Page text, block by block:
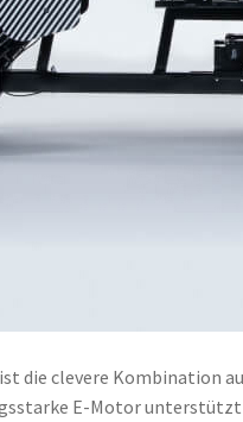
die clevere Kombination
E-Motor